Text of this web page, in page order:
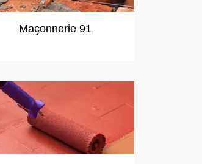
Maçonnerie 91